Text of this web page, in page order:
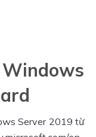
Windows
Server 2019 từ